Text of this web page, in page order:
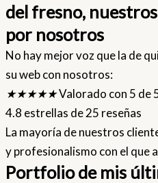
del fresno,
por nosotros
No hay mejor voz que la de
su web con nosotros:
★★★★★Valorado con 5 de
4.8 estrellas de 25 reseñas
La mayoría de nuestros
y profesionalismo con el que
Portfolio de mis